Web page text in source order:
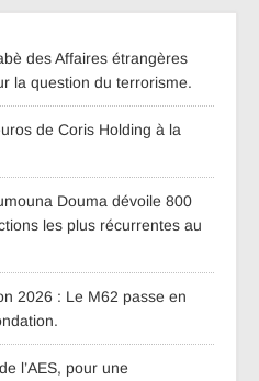
des Affaires étrangères
la question du terrorisme.
de Coris Holding à la
Douma dévoile 800
les plus récurrentes au
2026 : Le M62 passe en
l’AES, pour une